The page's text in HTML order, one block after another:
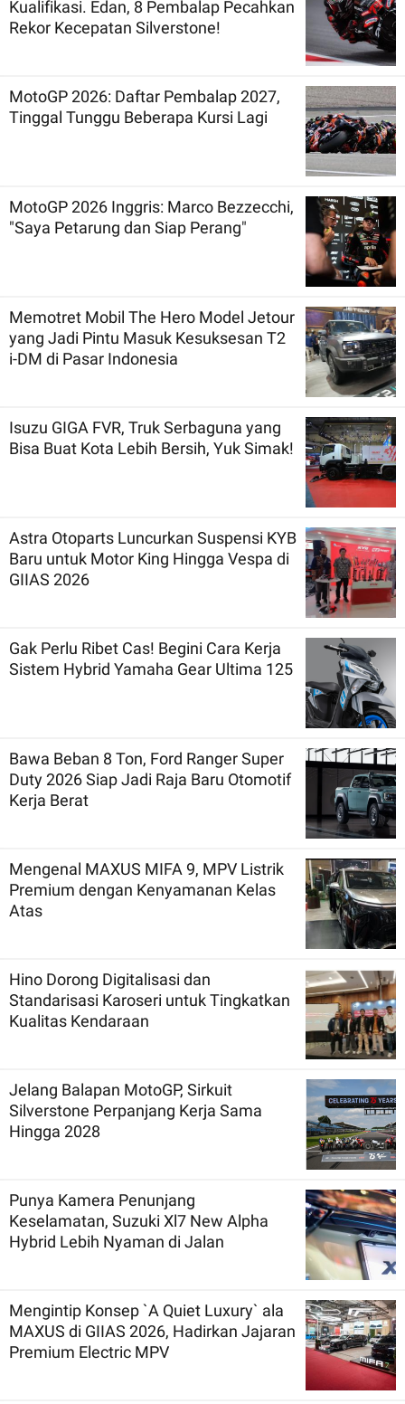
Kualifikasi. Edan, 8 Pembalap Pecahkan
Rekor Kecepatan Silverstone!
MotoGP 2026: Daftar Pembalap 2027,
Tinggal Tunggu Beberapa Kursi Lagi
MotoGP 2026 Inggris: Marco Bezzecchi,
"Saya Petarung dan Siap Perang"
Memotret Mobil The Hero Model Jetour
yang Jadi Pintu Masuk Kesuksesan T2
i-DM di Pasar Indonesia
Isuzu GIGA FVR, Truk Serbaguna yang
Bisa Buat Kota Lebih Bersih, Yuk Simak!
Astra Otoparts Luncurkan Suspensi KYB
Baru untuk Motor King Hingga Vespa di
GIIAS 2026
Gak Perlu Ribet Cas! Begini Cara Kerja
Sistem Hybrid Yamaha Gear Ultima 125
Bawa Beban 8 Ton, Ford Ranger Super
Duty 2026 Siap Jadi Raja Baru Otomotif
Kerja Berat
Mengenal MAXUS MIFA 9, MPV Listrik
Premium dengan Kenyamanan Kelas
Atas
Hino Dorong Digitalisasi dan
Standarisasi Karoseri untuk Tingkatkan
Kualitas Kendaraan
Jelang Balapan MotoGP, Sirkuit
Silverstone Perpanjang Kerja Sama
Hingga 2028
Punya Kamera Penunjang
Keselamatan, Suzuki Xl7 New Alpha
Hybrid Lebih Nyaman di Jalan
Mengintip Konsep `A Quiet Luxury` ala
MAXUS di GIIAS 2026, Hadirkan Jajaran
Premium Electric MPV